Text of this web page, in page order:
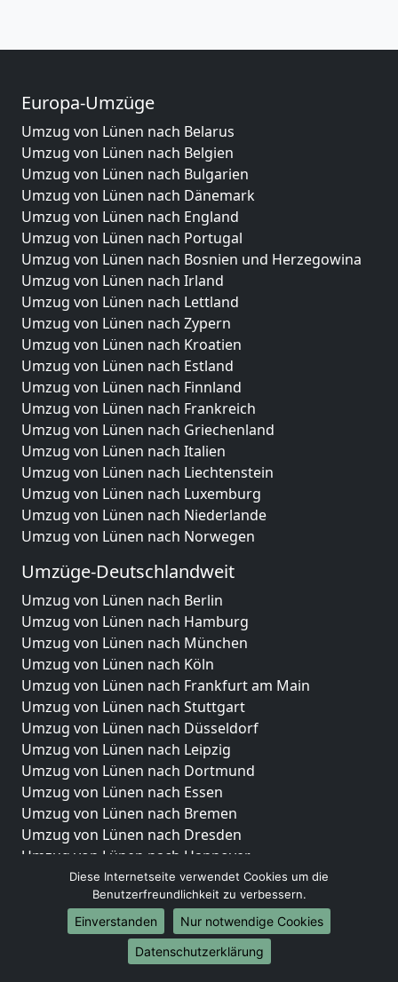
Europa-Umzüge
Umzug von Lünen nach Belarus
Umzug von Lünen nach Belgien
Umzug von Lünen nach Bulgarien
Umzug von Lünen nach Dänemark
Umzug von Lünen nach England
Umzug von Lünen nach Portugal
Umzug von Lünen nach Bosnien und Herzegowina
Umzug von Lünen nach Irland
Umzug von Lünen nach Lettland
Umzug von Lünen nach Zypern
Umzug von Lünen nach Kroatien
Umzug von Lünen nach Estland
Umzug von Lünen nach Finnland
Umzug von Lünen nach Frankreich
Umzug von Lünen nach Griechenland
Umzug von Lünen nach Italien
Umzug von Lünen nach Liechtenstein
Umzug von Lünen nach Luxemburg
Umzug von Lünen nach Niederlande
Umzug von Lünen nach Norwegen
Umzüge-Deutschlandweit
Umzug von Lünen nach Berlin
Umzug von Lünen nach Hamburg
Umzug von Lünen nach München
Umzug von Lünen nach Köln
Umzug von Lünen nach Frankfurt am Main
Umzug von Lünen nach Stuttgart
Umzug von Lünen nach Düsseldorf
Umzug von Lünen nach Leipzig
Umzug von Lünen nach Dortmund
Umzug von Lünen nach Essen
Umzug von Lünen nach Bremen
Umzug von Lünen nach Dresden
Umzug von Lünen nach Hannover
Umzug von Lünen nach Nürnberg
Umzug von Lünen nach Duisburg
Umzug von Lünen nach Bochum
Umzug von Lünen nach Wuppertal
Umzug von Lünen nach Bielefeld
Diese Internetseite verwendet Cookies um die
Benutzerfreundlichkeit zu verbessern.
Einverstanden
Nur notwendige Cookies
Datenschutzerklärung